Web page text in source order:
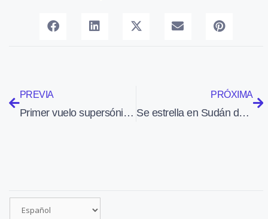
PREVIA
Primer vuelo supersónico del demostrador XB-1 de Boom Supersonic
PRÓXIMA
Se estrella en Sudán del Sur un Beechcraft 1900D: 20 muertos y un superviviente